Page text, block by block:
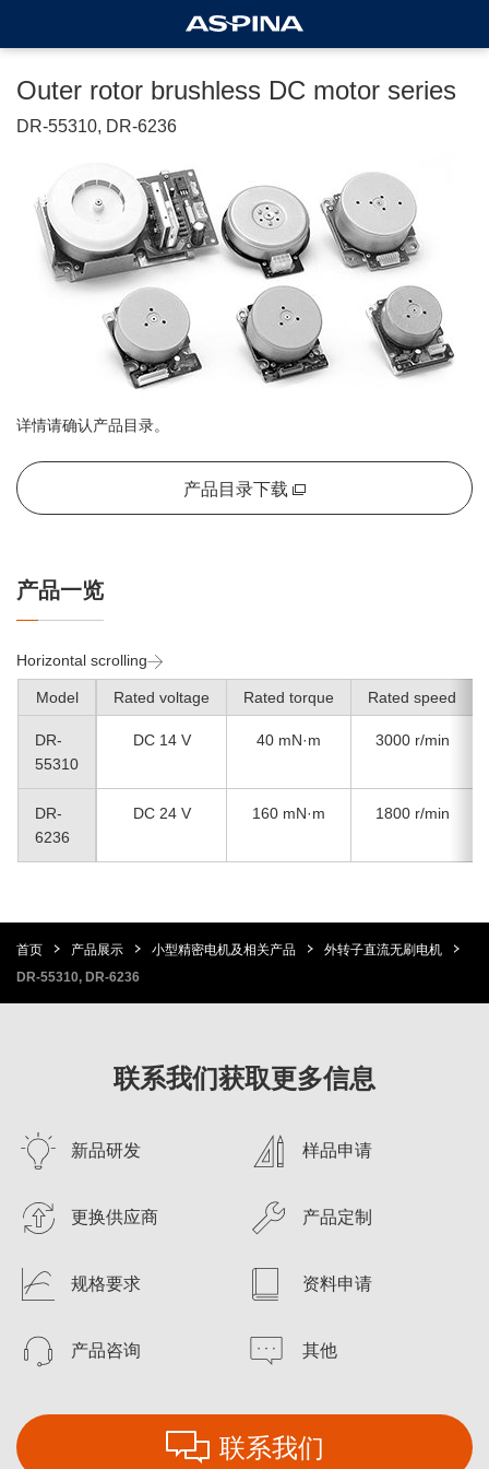
Outer rotor brushless DC motor series
DR-55310, DR-6236
详情请确认产品目录。
产品目录下载
产品一览
Horizontal scrolling
Model Rated voltage Rated torque Rated speed
DR-
55310
DC 14 V 40 mN·m 3000 r/min
DR-
6236
DC 24 V 160 mN·m 1800 r/min
首页 产品展示 小型精密电机及相关产品
外转子直流无刷电机
DR-55310, DR-6236
联系我们获取更多信息
新品研发 样品申请
更换供应商 产品定制
规格要求 资料申请
产品咨询 其他
联系我们